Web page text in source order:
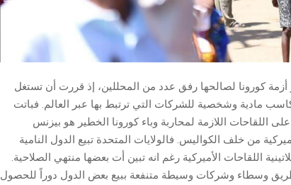
كورونا لصالحها رفق عدد من المحللين، إذ قررت أن تستغل
مادية وشخصية للشركات التي ترتبط بها عبر العالم. فباتت
اللقاحات اللازمة لمحاربة وباء كورونا الخطير هو بيزنس
من خلف الكواليس. فالولايات المتحدة تبيع الدول النامية
اللقاحات الأميركية رغم انه تبين أت بعضها منتهي الصلاحية.
وسطاء وشركات وسيطة متنفعة ببيع بعض الدول دوراً للحصول